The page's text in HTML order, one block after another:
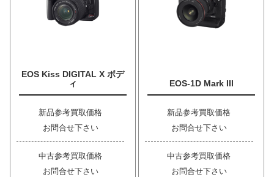
EOS Kiss DIGITAL X ボデ
ィ
新品参考買取価格
お問合せ下さい
中古参考買取価格
お問合せ下さい
EOS-1D Mark III
新品参考買取価格
お問合せ下さい
中古参考買取価格
お問合せ下さい